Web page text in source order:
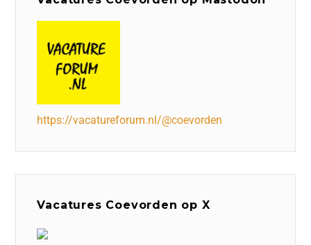
https://vacatureforum.nl/@coevorden
Vacatures Coevorden op X